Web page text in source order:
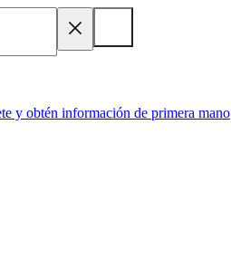
y obtén información de primera mano